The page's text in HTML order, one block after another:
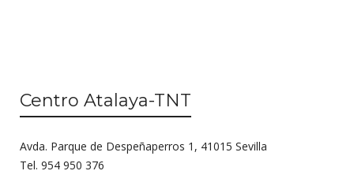
Centro Atalaya-TNT
Avda. Parque de Despeñaperros 1, 41015 Sevilla
Tel. 954 950 376